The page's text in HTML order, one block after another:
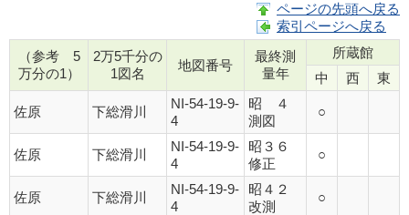
ページの先頭へ戻る
索引ページへ戻る
（参考 5
万分の1）
2万5千分の
1図名
地図番号
最終測
量年
所蔵館
中
西 東
佐原 下総滑川
NI-54-19-9-
4
昭 ４
測図
○
佐原 下総滑川
NI-54-19-9-
4
昭３６
修正
○
佐原 下総滑川
NI-54-19-9-
4
昭４２
改測
○